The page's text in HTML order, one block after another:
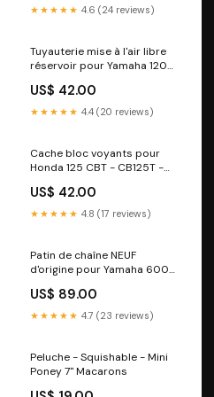
★★★★★ 4.6 (24 reviews)
Tuyauterie mise à l'air libre
réservoir pour Yamaha 1200
US$ 42.00
★★★★★ 4.4 (20 reviews)
Cache bloc voyants pour
Honda 125 CBT - CB125T -
US$ 42.00
★★★★★ 4.8 (17 reviews)
Patin de chaîne NEUF
d'origine pour Yamaha 600
US$ 89.00
★★★★★ 4.7 (23 reviews)
Peluche - Squishable - Mini
Poney 7" Macarons